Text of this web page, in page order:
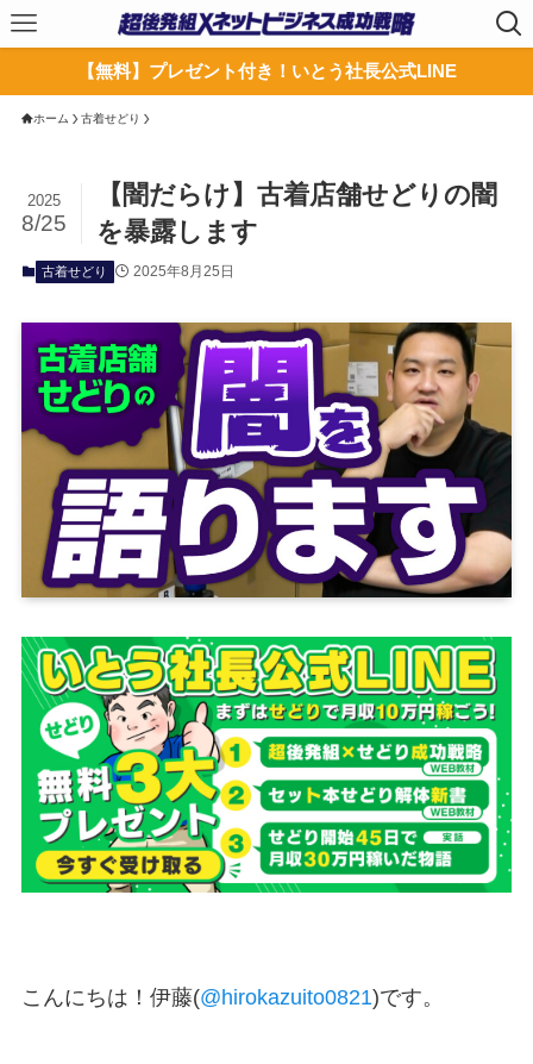
【無料】プレゼント付き！いとう社長公式LINE
ホーム 古着せどり
【闇だらけ】古着店舗せどりの闇
を暴露します
2025
8/25
古着せどり 2025年8月25日
こんにちは！伊藤(@hirokazuito0821)です。